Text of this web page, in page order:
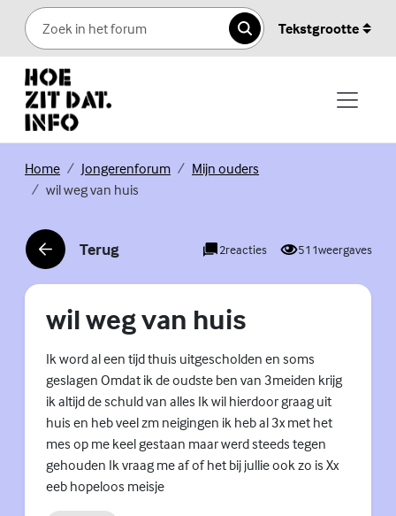
Skip to content
Zoeken
Tekstgrootte
Home(Externe link)
Jongerenforum(Externe link)
Mijn ouders
wil weg van huis
Terug
(Externe link) 2reacties 511weergaves
wil weg van huis
Ik word al een tijd thuis uitgescholden en soms
geslagen Omdat ik de oudste ben van 3meiden krijg
ik altijd de schuld van alles Ik wil hierdoor graag uit
huis en heb veel zm neigingen ik heb al 3x met het
mes op me keel gestaan maar werd steeds tegen
gehouden Ik vraag me af of het bij jullie ook zo is Xx
eeb hopeloos meisje